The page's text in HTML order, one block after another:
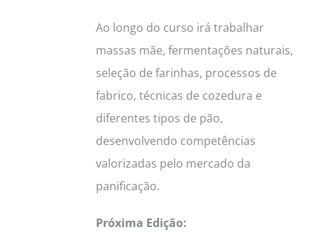
Ao longo do curso irá trabalhar
massas mãe, fermentações naturais,
seleção de farinhas, processos de
fabrico, técnicas de cozedura e
diferentes tipos de pão,
desenvolvendo competências
valorizadas pelo mercado da
panificação.
Próxima Edição: